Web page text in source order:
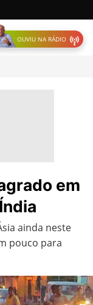
OUVIU NA RÁDIO
em
ainda neste
pouco para